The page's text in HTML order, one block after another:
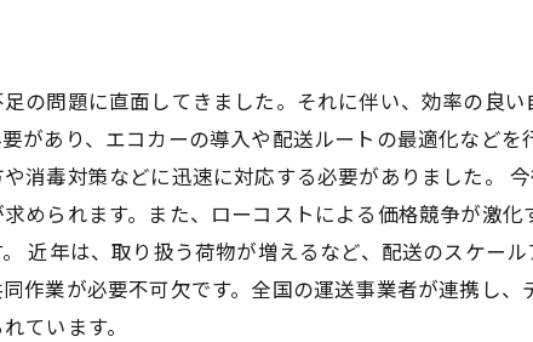
の問題に直面してきました。それに伴い、効率の良
があり、エコカーの導入や配送ルートの最適化など
消毒対策などに迅速に対応する必要がありました。
められます。また、ローコストによる価格競争が激
近年は、取り扱う荷物が増えるなど、配送のスケー
作業が必要不可欠です。全国の運送事業者が連携し
ています。